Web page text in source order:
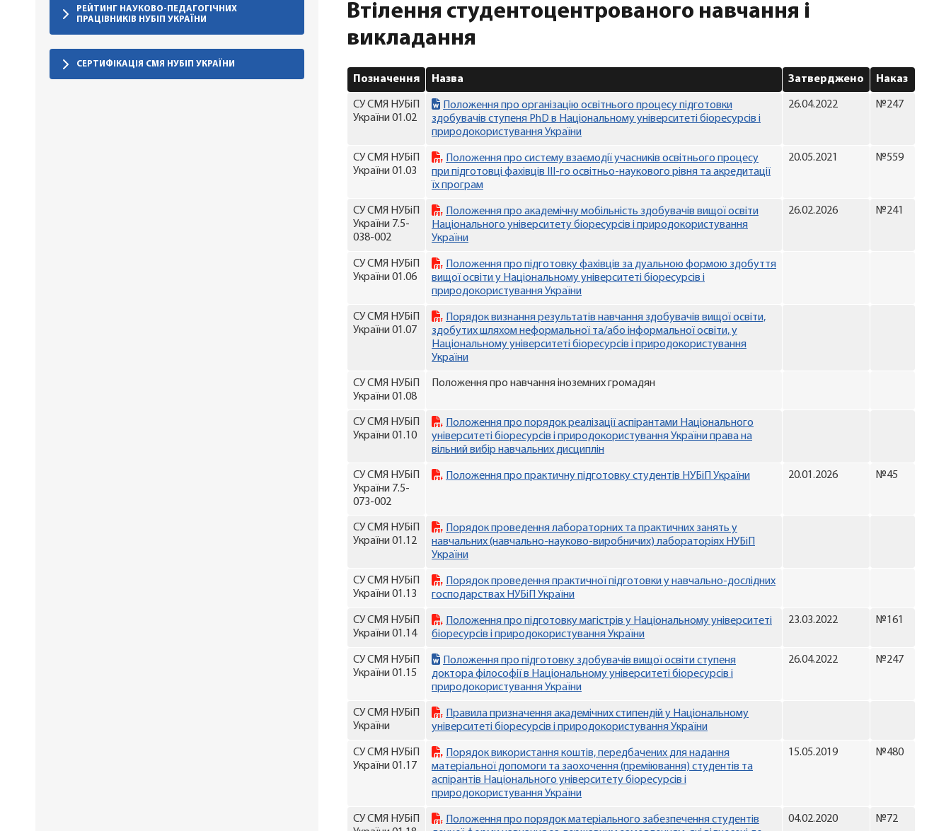
РЕЙТИНГ НАУКОВО-ПЕДАГОГІЧНИХ
ПРАЦІВНИКІВ НУБІП УКРАЇНИ
СЕРТИФІКАЦІЯ СМЯ НУБІП УКРАЇНИ
Втілення студентоцентрованого навчання і
викладання
Позначення Назва Затверджено Наказ
СУ СМЯ НУБіП
України 01.02
Положення про організацію освітнього процесу підготовки
здобувачів ступеня PhD в Національному університеті біоресурсів і
природокористування України
26.04.2022 №247
СУ СМЯ НУБіП
України 01.03
Положення про систему взаємодії учасників освітнього процесу
при підготовці фахівців III-го освітньо-наукового рівня та акредитації
їх програм
20.05.2021 №559
СУ СМЯ НУБіП
України 7.5-
038-002
Положення про академічну мобільність здобувачів вищої освіти
Національного університету біоресурсів і природокористування
України
26.02.2026 №241
СУ СМЯ НУБіП
України 01.06
Положення про підготовку фахівців за дуальною формою здобуття
вищої освіти у Національному університеті біоресурсів і
природокористування України
СУ СМЯ НУБіП
України 01.07
Порядок визнання результатів навчання здобувачів вищої освіти,
здобутих шляхом неформальної та/або інформальної освіти, у
Національному університеті біоресурсів і природокористування
України
СУ СМЯ НУБіП
України 01.08
Положення про навчання іноземних громадян
СУ СМЯ НУБіП
України 01.10
Положення про порядок реалізації аспірантами Національного
університеті біоресурсів і природокористування України права на
вільний вибір навчальних дисциплін
СУ СМЯ НУБіП
України 7.5-
073-002
Положення про практичну підготовку студентів НУБіП України 20.01.2026 №45
СУ СМЯ НУБіП
України 01.12
Порядок проведення лабораторних та практичних занять у
навчальних (навчально-науково-виробничих) лабораторіях НУБіП
України
СУ СМЯ НУБіП
України 01.13
Порядок проведення практичної підготовки у навчально-дослідних
господарствax НУБіП України
СУ СМЯ НУБіП
України 01.14
Положення про підготовку магістрів у Національному університеті
біоресурсів і природокористування України
23.03.2022 №161
СУ СМЯ НУБіП
України 01.15
Положення про підготовку здобувачів вищої освіти ступеня
доктора філософії в Національному університеті біоресурсів і
природокористування України
26.04.2022 №247
СУ СМЯ НУБіП
України
Правила призначення академічних стипендій у Національному
університеті біоресурсів і природокористування України
СУ СМЯ НУБіП
України 01.17
Порядок використання коштів, передбачених для надання
матеріальної допомоги та заохочення (преміювання) студентів та
аспірантів Національного університету біоресурсів і
природокористування України
15.05.2019 №480
СУ СМЯ НУБіП
Положення про порядок матеріального забезпечення студентів
04.02.2020 №72